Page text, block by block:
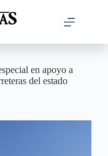
en apoyo a
del estado